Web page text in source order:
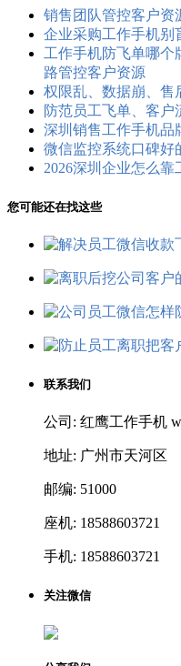
销售团队管控客户资
企业采购工作手机别
工作手机防飞单哪个
路管控客户资源
权限乱、数据崩、售
防范员工飞单、客
深圳销售工作手机品
微信监控系统口碑好
2026深圳企业怎么靠
您可能还在找这些
联系我们
公司: 红鹰工作手机
地址: 广州市天河区
邮编: 51000
座机: 18588603721
手机: 18588603721
关注微信